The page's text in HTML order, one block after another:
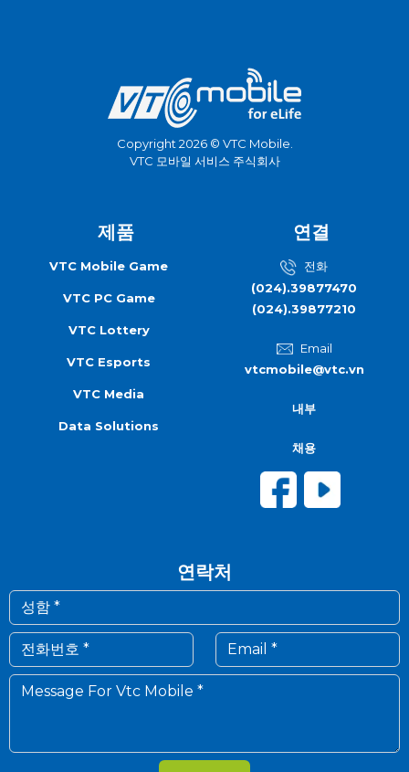
Copyright 2026 © VTC Mobile.
VTC 모바일 서비스 주식회사
제품
VTC Mobile Game
VTC PC Game
VTC Lottery
VTC Esports
VTC Media
Data Solutions
연결
전화
(024).39877470
(024).39877210
Email
vtcmobile@vtc.vn
내부
채용
연락처